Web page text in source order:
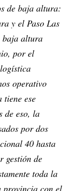
de baja altura:
y el Paso Las
baja altura
por el
operativo
tiene ese
de eso, la
por dos
40 hasta
gestión de
toda la
provincia con el